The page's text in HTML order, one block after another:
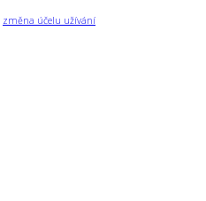
změna účelu užívání